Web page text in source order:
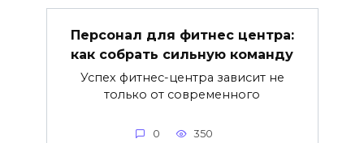
Персонал для фитнес центра:
как собрать сильную команду
Успех фитнес-центра зависит не
только от современного
0 350